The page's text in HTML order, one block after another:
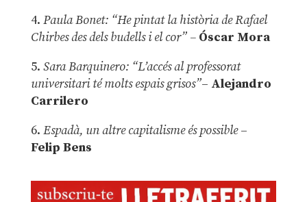
4. Paula Bonet: “He pintat la història de Rafael
Chirbes des dels budells i el cor” –Óscar Mora
5. Sara Barquinero: “L’accés al professorat
universitari té molts espais grisos”– Alejandro
Carrilero
6. Espadà, un altre capitalisme és possible –
Felip Bens